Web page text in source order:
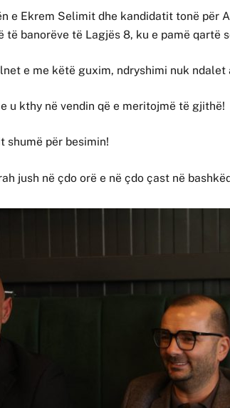
e Ekrem Selimit dhe kandidatit tonë për
të banorëve të Lagjës 8, ku e pamë qartë
e me këtë guxim, ndryshimi nuk ndalet
u kthy në vendin që e meritojmë të gjithë!
shumë për besimin!
jush në çdo orë e në çdo çast në